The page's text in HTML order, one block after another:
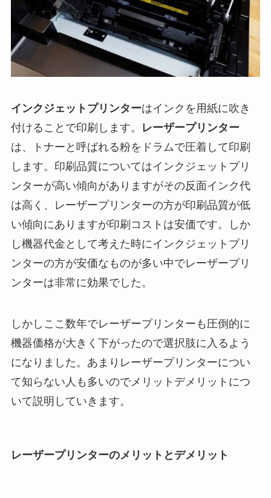
インクジェットプリンターはインクを用紙に吹き
付けることで印刷します。
レーザープリンター
は、トナーと呼ばれる粉をドラムで圧着して印刷
します。印刷品質についてはインクジェットプリ
ンターが高い傾向がありますがその反面インク代
は高く、レーザープリンターの方が印刷品質が低
い傾向にありますが印刷コストは安価です。しか
し機器代金として考えた時にインクジェットプリ
ンターの方が安価なものが多い中でレーザープリ
ンターは非常に効果でした。
しかしここ数年でレーザープリンターも圧倒的に
機器価格が大きく下がったので選択肢に入るよう
になりました。あまりレーザープリンターについ
て知らない人も多いのでメリットデメリットにつ
いて説明していきます。
レーザープリンターのメリットとデメリット